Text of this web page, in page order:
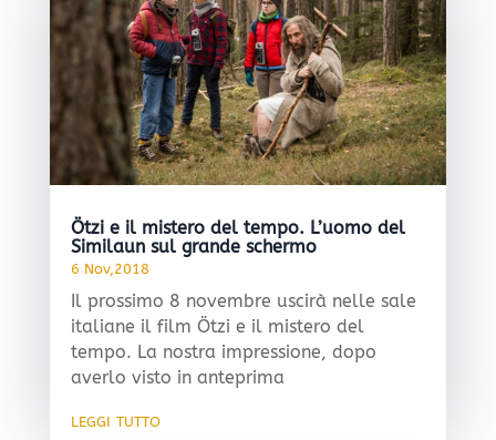
Ötzi e il mistero del tempo. L’uomo del
Similaun sul grande schermo
6 Nov,2018
Il prossimo 8 novembre uscirà nelle sale
italiane il film Ötzi e il mistero del
tempo. La nostra impressione, dopo
averlo visto in anteprima
leggi tutto